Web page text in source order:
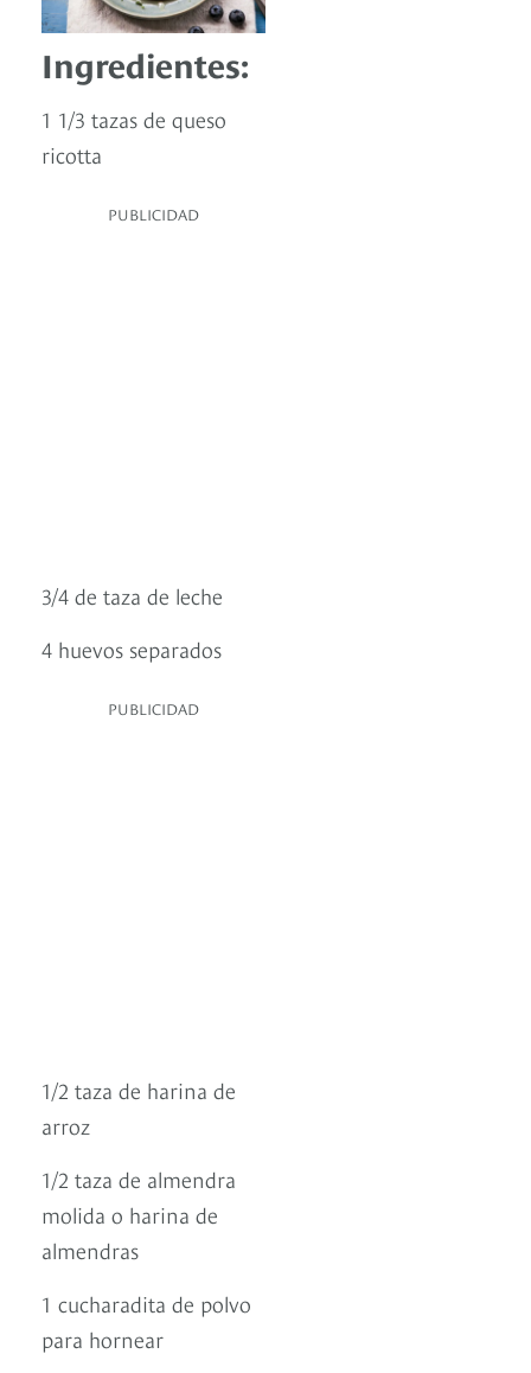
Ingredientes:
1 1/3 tazas de queso
ricotta
PUBLICIDAD
3/4 de taza de leche
4 huevos separados
PUBLICIDAD
1/2 taza de harina de
arroz
1/2 taza de almendra
molida o harina de
almendras
1 cucharadita de polvo
para hornear